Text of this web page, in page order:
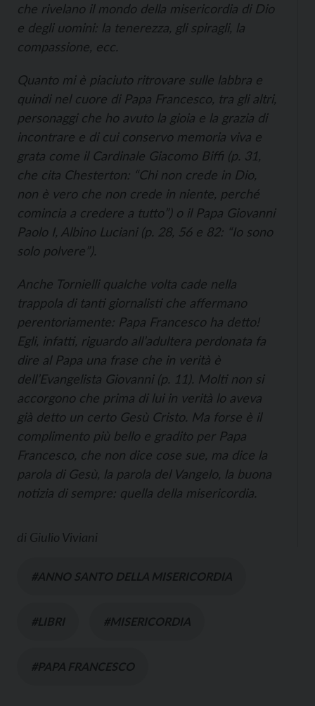
che rivelano il mondo della misericordia di Dio
e degli uomini: la tenerezza, gli spiragli, la
compassione, ecc.
Quanto mi è piaciuto ritrovare sulle labbra e
quindi nel cuore di Papa Francesco, tra gli altri,
personaggi che ho avuto la gioia e la grazia di
incontrare e di cui conservo memoria viva e
grata come il Cardinale Giacomo Biffi (p. 31,
che cita Chesterton: “Chi non crede in Dio,
non è vero che non crede in niente, perché
comincia a credere a tutto”) o il Papa Giovanni
Paolo I, Albino Luciani (p. 28, 56 e 82: “Io sono
solo polvere”).
Anche Tornielli qualche volta cade nella
trappola di tanti giornalisti che affermano
perentoriamente: Papa Francesco ha detto!
Egli, infatti, riguardo all’adultera perdonata fa
dire al Papa una frase che in verità è
dell’Evangelista Giovanni (p. 11). Molti non si
accorgono che prima di lui in verità lo aveva
già detto un certo Gesù Cristo. Ma forse è il
complimento più bello e gradito per Papa
Francesco, che non dice cose sue, ma dice la
parola di Gesù, la parola del Vangelo, la buona
notizia di sempre: quella della misericordia.
di Giulio Viviani
#ANNO SANTO DELLA MISERICORDIA
#LIBRI #MISERICORDIA
#PAPA FRANCESCO